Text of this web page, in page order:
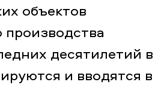
объектов
производства
десятилетий в
и вводятся в